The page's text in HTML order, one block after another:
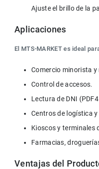
Ajuste el brillo de la
Aplicaciones
El MTS-MARKET es ideal
Comercio minorista
Control de accesos.
Lectura de DNI
Centros de logística
Kioscos y terminales
Farmacias,
Ventajas del